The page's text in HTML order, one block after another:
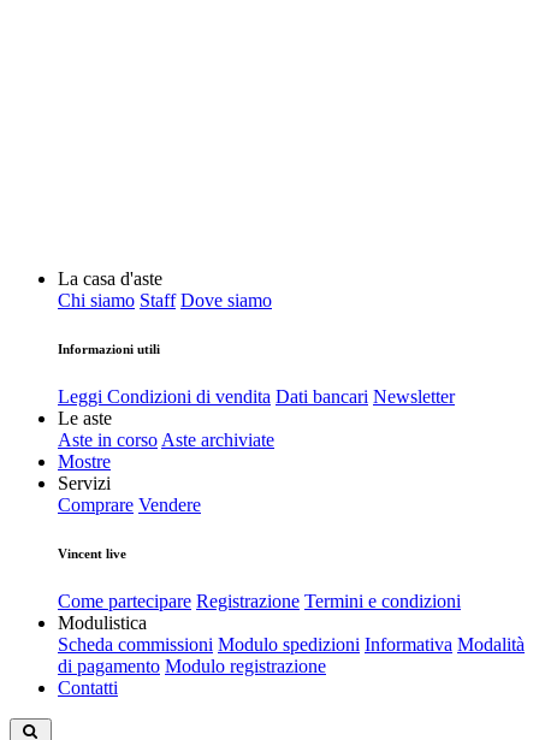
La casa d'aste
Chi siamo Staff Dove siamo
Informazioni utili
Leggi Condizioni di vendita Dati bancari Newsletter
Le aste
Aste in corso Aste archiviate
Mostre
Servizi
Comprare Vendere
Vincent live
Come partecipare Registrazione Termini e condizioni
Modulistica
Scheda commissioni Modulo spedizioni Informativa Modalità
di pagamento Modulo registrazione
Contatti